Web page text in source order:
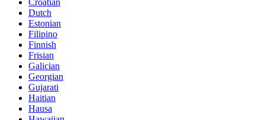
Dutch
Estonian
Filipino
Finnish
Frisian
Galician
Georgian
Gujarati
Haitian
Hausa